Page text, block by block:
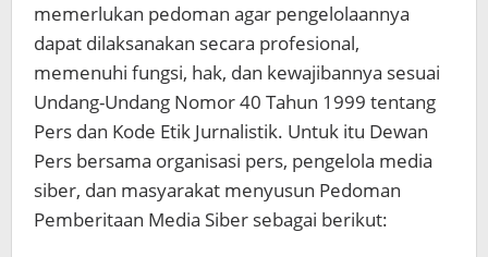
memerlukan pedoman agar pengelolaannya
dapat dilaksanakan secara profesional,
memenuhi fungsi, hak, dan kewajibannya sesuai
Undang-Undang Nomor 40 Tahun 1999 tentang
Pers dan Kode Etik Jurnalistik. Untuk itu Dewan
Pers bersama organisasi pers, pengelola media
siber, dan masyarakat menyusun Pedoman
Pemberitaan Media Siber sebagai berikut: